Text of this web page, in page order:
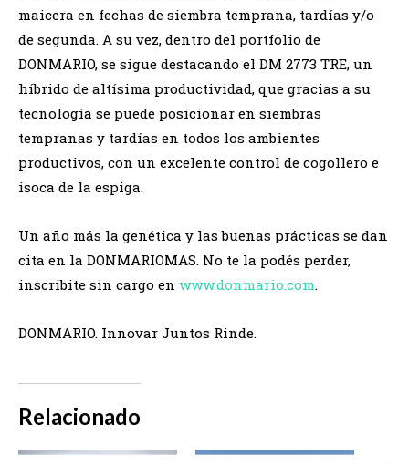
maicera en fechas de siembra temprana, tardías y/o
de segunda. A su vez, dentro del portfolio de
DONMARIO, se sigue destacando el DM 2773 TRE, un
híbrido de altísima productividad, que gracias a su
tecnología se puede posicionar en siembras
tempranas y tardías en todos los ambientes
productivos, con un excelente control de cogollero e
isoca de la espiga.
Un año más la genética y las buenas prácticas se dan
cita en la DONMARIOMAS. No te la podés perder,
inscribite sin cargo en www.donmario.com.
DONMARIO. Innovar Juntos Rinde.
Relacionado